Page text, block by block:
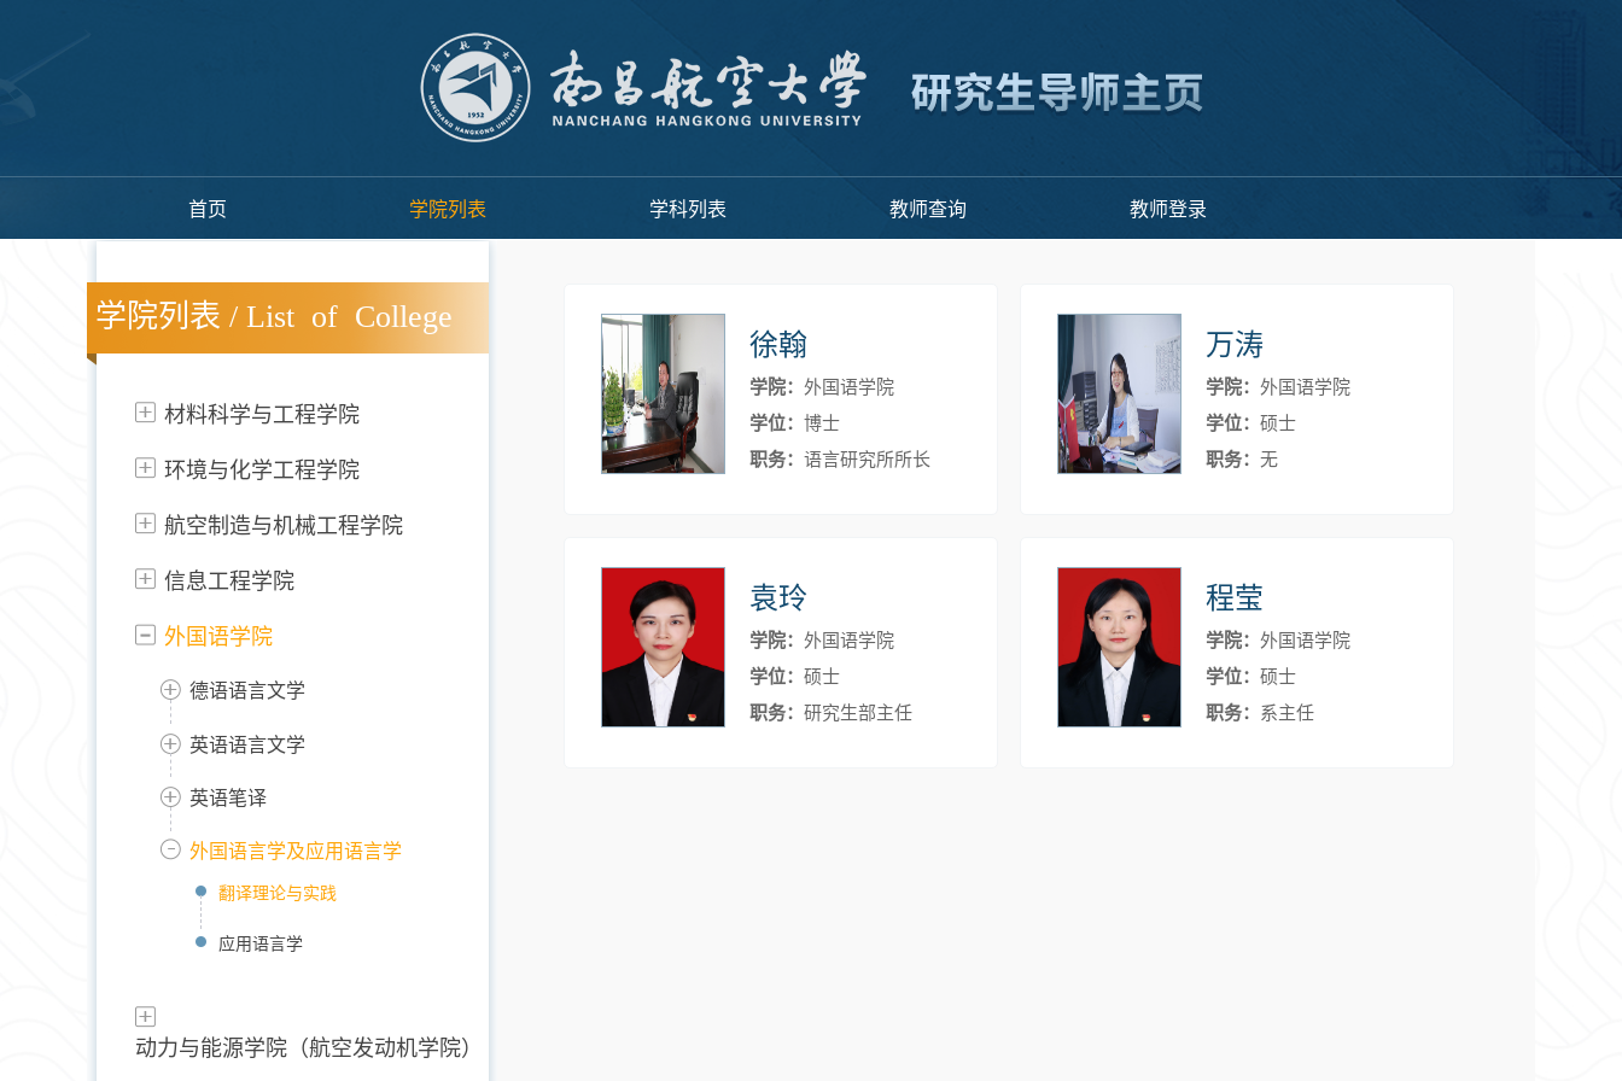
首页 学院列表 学科列表 教师查询 教师登录
学院列表 / List of College
材料科学与工程学院
环境与化学工程学院
航空制造与机械工程学院
信息工程学院
外国语学院
德语语言文学
英语语言文学
英语笔译
外国语言学及应用语言学
翻译理论与实践
应用语言学
动力与能源学院（航空发动机学院）
徐翰
学院： 外国语学院
学位： 博士
职务： 语言研究所所长
万涛
学院： 外国语学院
学位： 硕士
职务： 无
袁玲
学院： 外国语学院
学位： 硕士
职务： 研究生部主任
程莹
学院： 外国语学院
学位： 硕士
职务： 系主任